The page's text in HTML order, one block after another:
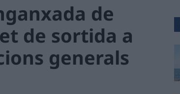
de
de sortida a
generals